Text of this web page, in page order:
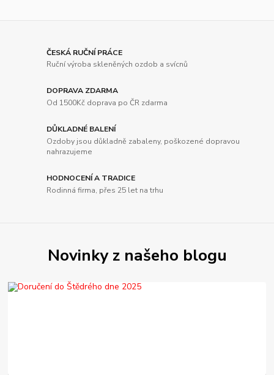
ČESKÁ RUČNÍ PRÁCE
Ruční výroba skleněných ozdob a svícnů
DOPRAVA ZDARMA
Od 1500Kč doprava po ČR zdarma
DŮKLADNÉ BALENÍ
Ozdoby jsou důkladně zabaleny, poškozené dopravou
nahrazujeme
HODNOCENÍ A TRADICE
Rodinná firma, přes 25 let na trhu
Novinky z našeho blogu